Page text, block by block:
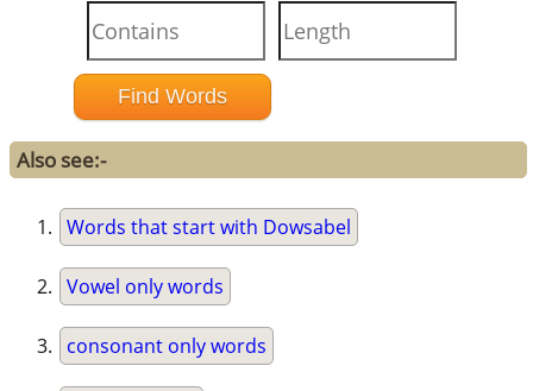
Also see:-
Words that start with Dowsabel
Vowel only words
consonant only words